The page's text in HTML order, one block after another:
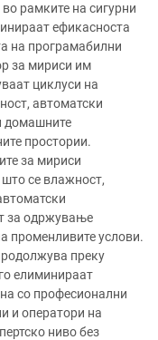
рамките на сигурни
ефикасноста
на програмабилни
за мириси им
циклуси на
автоматски
домашните
простории.
за мириси
се влажност,
за одржување
променливите услови.
преку
елиминираат
со професионални
и оператори на
ниво без